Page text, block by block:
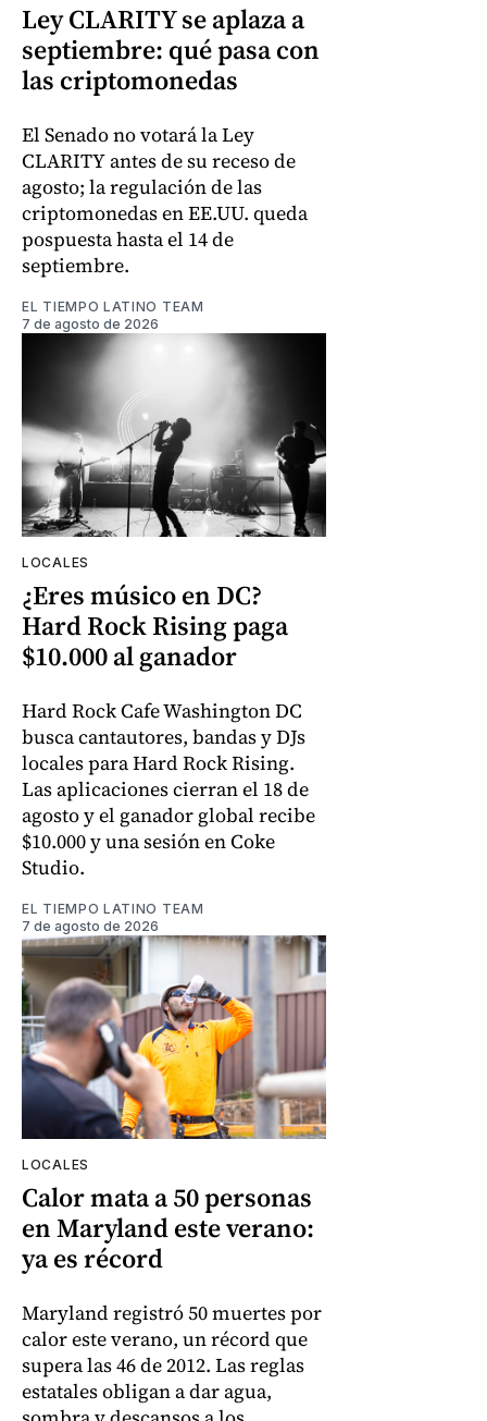
Ley CLARITY se aplaza a
septiembre: qué pasa con
las criptomonedas
El Senado no votará la Ley
CLARITY antes de su receso de
agosto; la regulación de las
criptomonedas en EE.UU. queda
pospuesta hasta el 14 de
septiembre.
EL TIEMPO LATINO TEAM
7 de agosto de 2026
LOCALES
¿Eres músico en DC?
Hard Rock Rising paga
$10.000 al ganador
Hard Rock Cafe Washington DC
busca cantautores, bandas y DJs
locales para Hard Rock Rising.
Las aplicaciones cierran el 18 de
agosto y el ganador global recibe
$10.000 y una sesión en Coke
Studio.
EL TIEMPO LATINO TEAM
7 de agosto de 2026
LOCALES
Calor mata a 50 personas
en Maryland este verano:
ya es récord
Maryland registró 50 muertes por
calor este verano, un récord que
supera las 46 de 2012. Las reglas
estatales obligan a dar agua,